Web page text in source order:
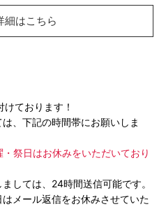
細はこちら
ております！
、下記の時間帯にお願いしま
祭日はお休みをいただいており
しては、24時間送信可能です。
メール返信をお休みさせていた